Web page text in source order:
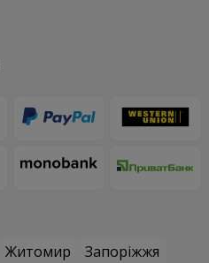
Житомир
Запоріжжя